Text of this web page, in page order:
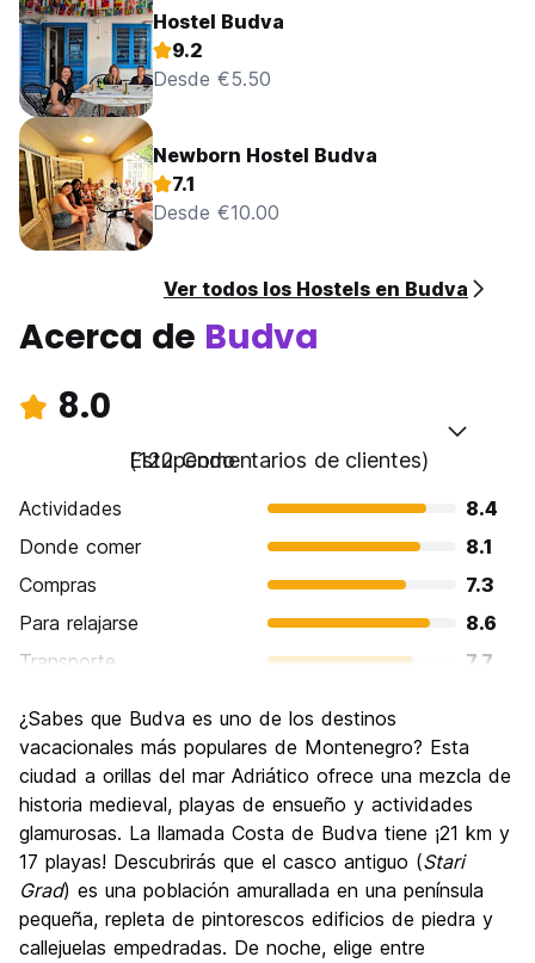
Hostel Budva
9.2
Desde €5.50
Newborn Hostel Budva
7.1
Desde €10.00
Ver todos los Hostels en Budva
Acerca de Budva
8.0
Estupendo
(122 Comentarios de clientes)
Actividades
8.4
Donde comer
8.1
Compras
7.3
Para relajarse
8.6
Transporte
7.7
Cultura
7.3
Fiesta
8.5
Calidad Precio
8.0
¿Sabes que Budva es uno de los destinos
vacacionales más populares de Montenegro? Esta
ciudad a orillas del mar Adriático ofrece una mezcla de
historia medieval, playas de ensueño y actividades
glamurosas. La llamada Costa de Budva tiene ¡21 km y
17 playas! Descubrirás que el casco antiguo (Stari
Grad) es una población amurallada en una península
pequeña, repleta de pintorescos edificios de piedra y
callejuelas empedradas. De noche, elige entre